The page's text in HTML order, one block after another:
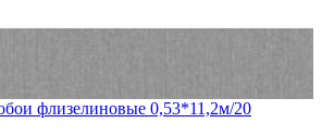
флизелиновые 0,53*11,2м/20